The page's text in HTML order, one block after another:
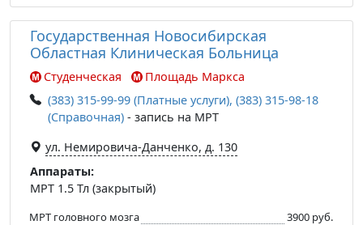
Государственная Новосибирская
Областная Клиническая Больница
Студенческая
Площадь Маркса
(383) 315-99-99 (Платные услуги), (383) 315-98-18
(Справочная) - запись на МРТ
ул. Немировича-Данченко, д. 130
Аппараты:
МРТ 1.5 Тл (закрытый)
МРТ головного мозга
3900 руб.